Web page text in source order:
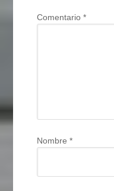
Comentario*
Nombre*